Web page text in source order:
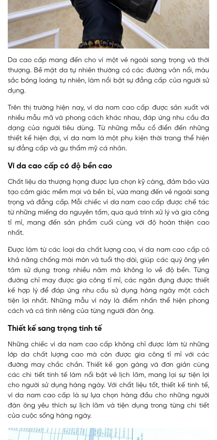
Da cao cấp mang đến cho ví một vẻ ngoài sang trọng và thời
thượng. Bề mặt da tự nhiên thường có các đường vân nổi, màu
sắc bóng loáng tự nhiên, làm nổi bật sự đẳng cấp của người sử
dụng.
Trên thị trường hiện nay, ví da nam cao cấp được sản xuất với
nhiều mẫu mã và phong cách khác nhau, đáp ứng nhu cầu đa
dạng của người tiêu dùng. Từ những mẫu cổ điển đến những
thiết kế hiện đại, ví da nam là một phụ kiện thời trang thể hiện
sự đẳng cấp và gu thẩm mỹ cá nhân.
Ví da cao cấp có độ bền cao
Chất liệu da thượng hạng được lựa chọn kỹ càng, đảm bảo vừa
tạo cảm giác mềm mại và bền bỉ, vừa mang đến vẻ ngoài sang
trọng và đẳng cấp. Mỗi chiếc ví da nam cao cấp được chế tác
từ những miếng da nguyên tấm, qua quá trình xử lý và gia công
tỉ mỉ, mang đến sản phẩm cuối cùng với độ hoàn thiện cao
nhất.
Được làm từ các loại da chất lượng cao, ví da nam cao cấp có
khả năng chống mài mòn và tuổi thọ dài, giúp các quý ông yên
tâm sử dụng trong nhiều năm mà không lo về độ bền. Từng
đường chỉ may được gia công tỉ mỉ, các ngăn đựng được thiết
kế hợp lý để đáp ứng nhu cầu sử dụng hàng ngày một cách
tiện lợi nhất. Những mẫu ví này là điểm nhấn thể hiện phong
cách và cá tính riêng của từng người đàn ông.
Thiết kế sang trọng tinh tế
Những chiếc ví da nam cao cấp không chỉ được làm từ những
lớp da chất lượng cao mà còn được gia công tỉ mỉ với các
đường may chắc chắn. Thiết kế gọn gàng và đơn giản cùng
các chi tiết tinh tế làm nổi bật vẻ lịch lãm, mang lại sự tiện lợi
cho người sử dụng hàng ngày. Với chất liệu tốt, thiết kế tinh tế,
ví da nam cao cấp là sự lựa chọn hàng đầu cho những người
đàn ông yêu thích sự lịch lãm và tiện dụng trong từng chi tiết
của cuộc sống hàng ngày.